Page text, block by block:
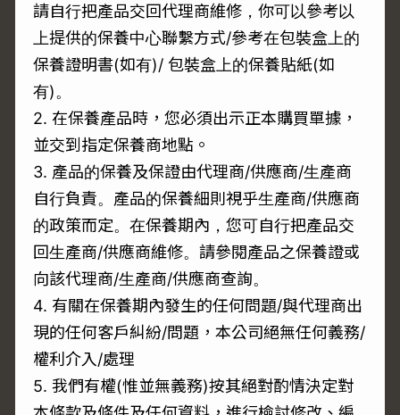
請自行把產品交回代理商維修，你可以參考以
上提供的保養中心聯繫方式/參考在包裝盒上的
保養證明書(如有)/ 包裝盒上的保養貼紙(如
有)。
2. 在保養產品時，您必須出示正本購買單據，
並交到指定保養商地點。
3. 產品的保養及保證由代理商/供應商/生產商
自行負責。產品的保養細則視乎生產商/供應商
的政策而定。在保養期內，您可自行把產品交
回生產商/供應商維修。請參閱產品之保養證或
向該代理商/生產商/供應商查詢。
4. 有關在保養期內發生的任何問題/與代理商出
現的任何客戶糾紛/問題，本公司絕無任何義務/
權利介入/處理
5. 我們有權(惟並無義務)按其絕對酌情決定對